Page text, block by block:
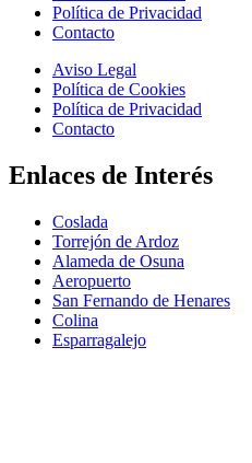
Política de Privacidad
Contacto
Aviso Legal
Política de Cookies
Política de Privacidad
Contacto
Enlaces de Interés
Coslada
Torrejón de Ardoz
Alameda de Osuna
Aeropuerto
San Fernando de Henares
Colina
Esparragalejo